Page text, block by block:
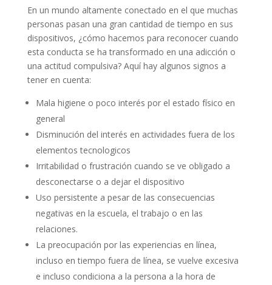
En un mundo altamente conectado en el que muchas
personas pasan una gran cantidad de tiempo en sus
dispositivos, ¿cómo hacemos para reconocer cuando
esta conducta se ha transformado en una adicción o
una actitud compulsiva? Aquí hay algunos signos a
tener en cuenta:
Mala higiene o poco interés por el estado físico en
general
Disminución del interés en actividades fuera de los
elementos tecnologicos
Irritabilidad o frustración cuando se ve obligado a
desconectarse o a dejar el dispositivo
Uso persistente a pesar de las consecuencias
negativas en la escuela, el trabajo o en las
relaciones.
La preocupación por las experiencias en línea,
incluso en tiempo fuera de línea, se vuelve excesiva
e incluso condiciona a la persona a la hora de